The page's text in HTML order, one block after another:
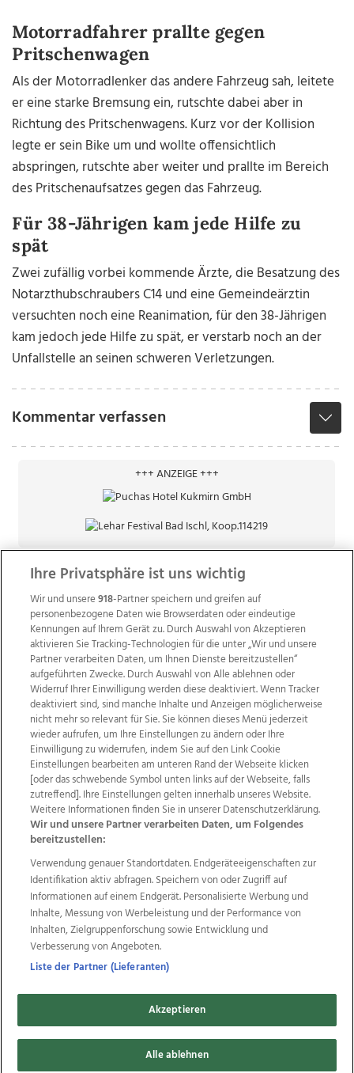
Motorradfahrer prallte gegen
Pritschenwagen
Als der Motorradlenker das andere Fahrzeug sah, leitete
er eine starke Bremsung ein, rutschte dabei aber in
Richtung des Pritschenwagens. Kurz vor der Kollision
legte er sein Bike um und wollte offensichtlich
abspringen, rutschte aber weiter und prallte im Bereich
des Pritschenaufsatzes gegen das Fahrzeug.
Für 38-Jährigen kam jede Hilfe zu
spät
Zwei zufällig vorbei kommende Ärzte, die Besatzung des
Notarzthubschraubers C14 und eine Gemeindeärztin
versuchten noch eine Reanimation, für den 38-Jährigen
kam jedoch jede Hilfe zu spät, er verstarb noch an der
Unfallstelle an seinen schweren Verletzungen.
Kommentar verfassen
+++ ANZEIGE +++
Wir über uns Mediadaten Kontakt
Jobs
Datenschutz
Impressum
AGB Anzeigekunden
AGB Website
Ehrenkodex Politische Werbung
Weitere Angebote des Medienhauses Wimmer
TV1 di-mog-i.at OÖNow
Ischler Woche
Life Radio
OÖNachrichten
OÖN Immobilien
OÖN Karriere
OÖN Reise
Promenaden Galerien
Regionaljobs
wasistlos.at wirtrauern.at
Copyrights © 2026 Tips Zeitungs GmbH & Co KG
developed by
Ihre Privatsphäre ist uns wichtig
Wir und unsere918-Partner speichern und greifen auf
personenbezogene Daten wie Browserdaten oder eindeutige
Kennungen auf Ihrem Gerät zu. Durch Auswahl von Akzeptieren
aktivieren Sie Tracking-Technologien für die unter „Wir und unsere
Partner verarbeiten Daten, um Ihnen Dienste bereitzustellen“
aufgeführten Zwecke. Durch Auswahl von Alle ablehnen oder
Widerruf Ihrer Einwilligung werden diese deaktiviert. Wenn Tracker
deaktiviert sind, sind manche Inhalte und Anzeigen möglicherweise
nicht mehr so relevant für Sie. Sie können dieses Menü jederzeit
wieder aufrufen, um Ihre Einstellungen zu ändern oder Ihre
Einwilligung zu widerrufen, indem Sie auf den Link Cookie
Einstellungen bearbeiten am unteren Rand der Webseite klicken
[oder das schwebende Symbol unten links auf der Webseite, falls
zutreffend]. Ihre Einstellungen gelten innerhalb unseres Website.
Weitere Informationen finden Sie in unserer Datenschutzerklärung.
Wir und unsere Partner verarbeiten Daten, um Folgendes
bereitzustellen:
Verwendung genauer Standortdaten. Endgeräteeigenschaften zur
Identifikation aktiv abfragen. Speichern von oder Zugriff auf
Informationen auf einem Endgerät. Personalisierte Werbung und
Inhalte, Messung von Werbeleistung und der Performance von
Inhalten, Zielgruppenforschung sowie Entwicklung und
Verbesserung von Angeboten.
Liste der Partner (Lieferanten)
Akzeptieren
Alle ablehnen